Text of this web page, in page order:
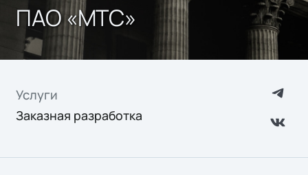
ПАО «МТС»
Услуги
Заказная разработка